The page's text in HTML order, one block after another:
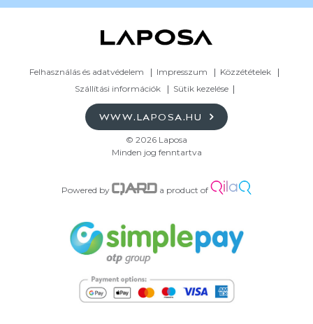
Felhasználás és adatvédelem Impresszum
Közzétételek
Szállítási információk
Sütik kezelése
WWW.LAPOSA.HU
© 2026 Laposa
Minden jog fenntartva
Powered by a product of